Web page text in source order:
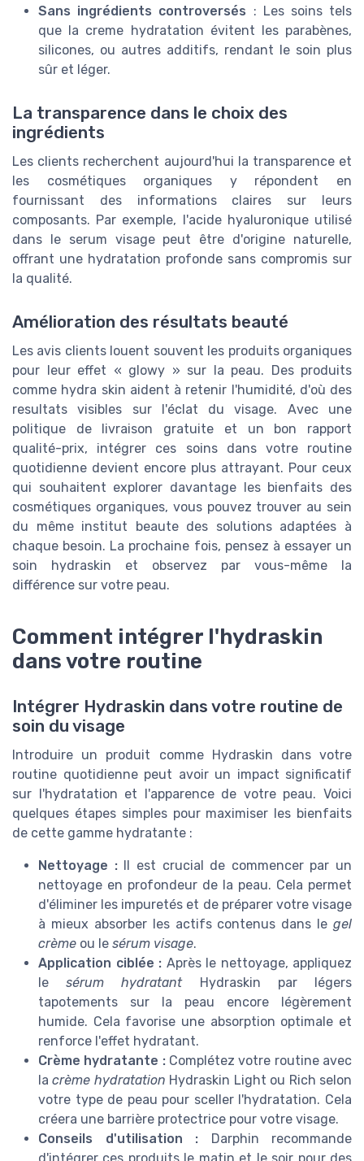
Sans ingrédients controversés : Les soins tels
que la creme hydratation évitent les parabènes,
silicones, ou autres additifs, rendant le soin plus
sûr et léger.
La transparence dans le choix des
ingrédients
Les clients recherchent aujourd'hui la transparence et
les cosmétiques organiques y répondent en
fournissant des informations claires sur leurs
composants. Par exemple, l'acide hyaluronique utilisé
dans le serum visage peut être d'origine naturelle,
offrant une hydratation profonde sans compromis sur
la qualité.
Amélioration des résultats beauté
Les avis clients louent souvent les produits organiques
pour leur effet « glowy » sur la peau. Des produits
comme hydra skin aident à retenir l'humidité, d'où des
resultats visibles sur l'éclat du visage. Avec une
politique de livraison gratuite et un bon rapport
qualité-prix, intégrer ces soins dans votre routine
quotidienne devient encore plus attrayant. Pour ceux
qui souhaitent explorer davantage les bienfaits des
cosmétiques organiques, vous pouvez trouver au sein
du même institut beaute des solutions adaptées à
chaque besoin. La prochaine fois, pensez à essayer un
soin hydraskin et observez par vous-même la
différence sur votre peau.
Comment intégrer l'hydraskin
dans votre routine
Intégrer Hydraskin dans votre routine de
soin du visage
Introduire un produit comme Hydraskin dans votre
routine quotidienne peut avoir un impact significatif
sur l'hydratation et l'apparence de votre peau. Voici
quelques étapes simples pour maximiser les bienfaits
de cette gamme hydratante :
Nettoyage :Il est crucial de commencer par un
nettoyage en profondeur de la peau. Cela permet
d'éliminer les impuretés et de préparer votre visage
à mieux absorber les actifs contenus dans le gel
crème ou le sérum visage.
Application ciblée : Après le nettoyage, appliquez
lesérum hydratantHydraskin par légers
tapotements sur la peau encore légèrement
humide. Cela favorise une absorption optimale et
renforce l'effet hydratant.
Crème hydratante :Complétez votre routine avec
lacrème hydratation Hydraskin Light ou Rich selon
votre type de peau pour sceller l'hydratation. Cela
créera une barrière protectrice pour votre visage.
Conseils d'utilisation : Darphin recommande